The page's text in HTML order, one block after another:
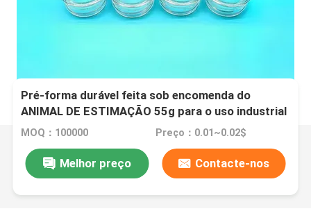
Pré-forma durável feita sob encomenda do
ANIMAL DE ESTIMAÇÃO 55g para o uso industrial
MOQ：100000 Preço：0.01~0.02$
Melhor preço Contacte-nos